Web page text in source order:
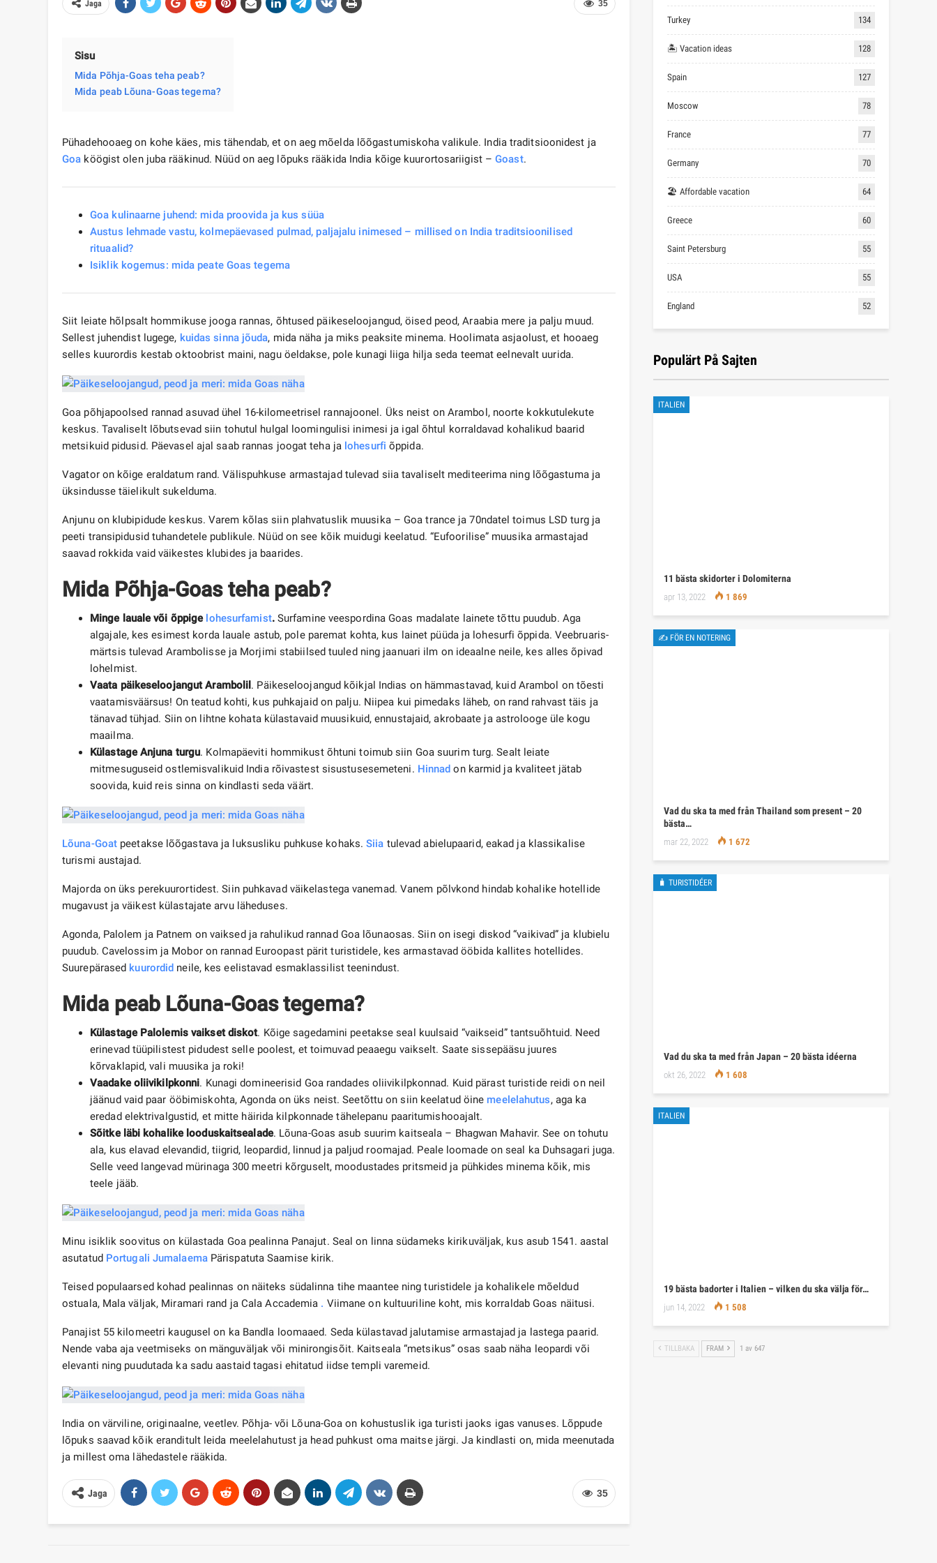
35
Jaga
Sisu
Mida Põhja-Goas teha peab?
Mida peab Lõuna-Goas tegema?
Pühadehooaeg on kohe käes, mis tähendab, et on aeg mõelda lõõgastumiskoha valikule. India traditsioonidest ja
Goa köögist olen juba rääkinud. Nüüd on aeg lõpuks rääkida India kõige kuurortosariigist –Goast.
Goa kulinaarne juhend: mida proovida ja kus süüa
Austus lehmade vastu, kolmepäevased pulmad, paljajalu inimesed – millised on India traditsioonilised
rituaalid?
Isiklik kogemus: mida peate Goas tegema
Siit leiate hõlpsalt hommikuse jooga rannas, õhtused päikeseloojangud, öised peod, Araabia mere ja palju muud.
Sellest juhendist lugege, kuidas sinna jõuda, mida näha ja miks peaksite minema. Hoolimata asjaolust, et hooaeg
selles kuurordis kestab oktoobrist maini, nagu öeldakse, pole kunagi liiga hilja seda teemat eelnevalt uurida.
Goa põhjapoolsed rannad asuvad ühel 16-kilomeetrisel rannajoonel. Üks neist on Arambol, noorte kokkutulekute
keskus. Tavaliselt lõbutsevad siin tohutul hulgal loomingulisi inimesi ja igal õhtul korraldavad kohalikud baarid
metsikuid pidusid. Päevasel ajal saab rannas joogat teha ja lohesurfi õppida.
Vagator on kõige eraldatum rand. Välispuhkuse armastajad tulevad siia tavaliselt mediteerima ning lõõgastuma ja
üksindusse täielikult sukelduma.
Anjunu on klubipidude keskus. Varem kõlas siin plahvatuslik muusika – Goa trance ja 70ndatel toimus LSD turg ja
peeti transipidusid tuhandetele publikule. Nüüd on see kõik muidugi keelatud. “Eufoorilise” muusika armastajad
saavad rokkida vaid väikestes klubides ja baarides.
Mida Põhja-Goas teha peab?
Minge lauale või õppige lohesurfamist.Surfamine veespordina Goas madalate lainete tõttu puudub. Aga
algajale, kes esimest korda lauale astub, pole paremat kohta, kus lainet püüda ja lohesurfi õppida. Veebruaris-
märtsis tulevad Arambolisse ja Morjimi stabiilsed tuuled ning jaanuari ilm on ideaalne neile, kes alles õpivad
lohelmist.
Vaata päikeseloojangut Arambolil. Päikeseloojangud kõikjal Indias on hämmastavad, kuid Arambol on tõesti
vaatamisväärsus! On teatud kohti, kus puhkajaid on palju. Niipea kui pimedaks läheb, on rand rahvast täis ja
tänavad tühjad. Siin on lihtne kohata külastavaid muusikuid, ennustajaid, akrobaate ja astrolooge üle kogu
maailma.
Külastage Anjuna turgu. Kolmapäeviti hommikust õhtuni toimub siin Goa suurim turg. Sealt leiate
mitmesuguseid ostlemisvalikuid India rõivastest sisustusesemeteni. Hinnad on karmid ja kvaliteet jätab
soovida, kuid reis sinna on kindlasti seda väärt.
Lõuna-Goat peetakse lõõgastava ja luksusliku puhkuse kohaks.Siia tulevad abielupaarid, eakad ja klassikalise
turismi austajad.
Majorda on üks perekuurortidest. Siin puhkavad väikelastega vanemad. Vanem põlvkond hindab kohalike hotellide
mugavust ja väikest külastajate arvu läheduses.
Agonda, Palolem ja Patnem on vaiksed ja rahulikud rannad Goa lõunaosas. Siin on isegi diskod “vaikivad” ja klubielu
puudub. Cavelossim ja Mobor on rannad Euroopast pärit turistidele, kes armastavad ööbida kallites hotellides.
Suurepärased kuurordid neile, kes eelistavad esmaklassilist teenindust.
Mida peab Lõuna-Goas tegema?
Külastage Palolemis vaikset diskot. Kõige sagedamini peetakse seal kuulsaid “vaikseid” tantsuõhtuid. Need
erinevad tüüpilistest pidudest selle poolest, et toimuvad peaaegu vaikselt. Saate sissepääsu juures
kõrvaklapid, vali muusika ja roki!
Vaadake oliivikilpkonni. Kunagi domineerisid Goa randades oliivikilpkonnad. Kuid pärast turistide reidi on neil
jäänud vaid paar ööbimiskohta, Agonda on üks neist. Seetõttu on siin keelatud öine meelelahutus, aga ka
eredad elektrivalgustid, et mitte häirida kilpkonnade tähelepanu paaritumishooajalt.
Sõitke läbi kohalike looduskaitsealade. Lõuna-Goas asub suurim kaitseala – Bhagwan Mahavir. See on tohutu
ala, kus elavad elevandid, tiigrid, leopardid, linnud ja paljud roomajad. Peale loomade on seal ka Duhsagari juga.
Selle veed langevad mürinaga 300 meetri kõrguselt, moodustades pritsmeid ja pühkides minema kõik, mis
teele jääb.
Minu isiklik soovitus on külastada Goa pealinna Panajut. Seal on linna südameks kirikuväljak, kus asub 1541. aastal
asutatud Portugali JumalaemaPärispatuta Saamise kirik.
Teised populaarsed kohad pealinnas on näiteks südalinna tihe maantee ning turistidele ja kohalikele mõeldud
ostuala, Mala väljak, Miramari rand ja Cala Accademia . Viimane on kultuuriline koht, mis korraldab Goas näitusi.
Panajist 55 kilomeetri kaugusel on ka Bandla loomaaed. Seda külastavad jalutamise armastajad ja lastega paarid.
Nende vaba aja veetmiseks on mänguväljak või minirongisõit. Kaitseala “metsikus” osas saab näha leopardi või
elevanti ning puudutada ka sadu aastaid tagasi ehitatud iidse templi varemeid.
India on värviline, originaalne, veetlev. Põhja- või Lõuna-Goa on kohustuslik iga turisti jaoks igas vanuses. Lõppude
lõpuks saavad kõik eranditult leida meelelahutust ja head puhkust oma maitse järgi. Ja kindlasti on, mida meenutada
ja millest oma lähedastele rääkida.
35
Jaga
Turkey 134
🏝 Vacation ideas 128
Spain 127
Moscow 78
France 77
Germany 70
🏖 Affordable vacation 64
Greece 60
Saint Petersburg 55
USA 55
England 52
Populärt På Sajten
ITALIEN
11 bästa skidorter i Dolomiterna
apr 13, 2022 1 869
✍ FÖR EN NOTERING
Vad du ska ta med från Thailand som present – 20
bästa…
mar 22, 2022 1 672
🧳 TURISTIDÉER
Vad du ska ta med från Japan – 20 bästa idéerna
okt 26, 2022 1 608
ITALIEN
19 bästa badorter i Italien – vilken du ska välja för…
jun 14, 2022 1 508
TILLBAKA FRAM 1 av 647